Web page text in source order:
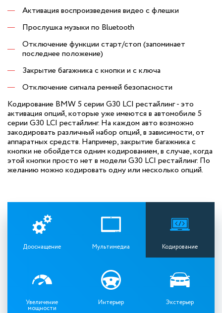
Активация воспроизведения видео с флешки
Прослушка музыки по Bluetooth
Отключение функции старт/стоп (запоминает
последнее положение)
Закрытие багажника с кнопки и с ключа
Отключение сигнала ремней безопасности
Кодирование BMW 5 серии G30 LCI рестайлинг - это
активация опций, которые уже имеются в автомобиле 5
серии G30 LCI рестайлинг. На каждом авто возможно
закодировать различный набор опций, в зависимости, от
аппаратных средств. Например, закрытие багажника с
кнопки не обойдется одним кодированием, в случае, когда
этой кнопки просто нет в модели G30 LCI рестайлинг. По
желанию можно кодировать одну или несколько опций.
Дооснащение Мультимедиа Кодирование
Увеличение
мощности
Интерьер Экстерьер